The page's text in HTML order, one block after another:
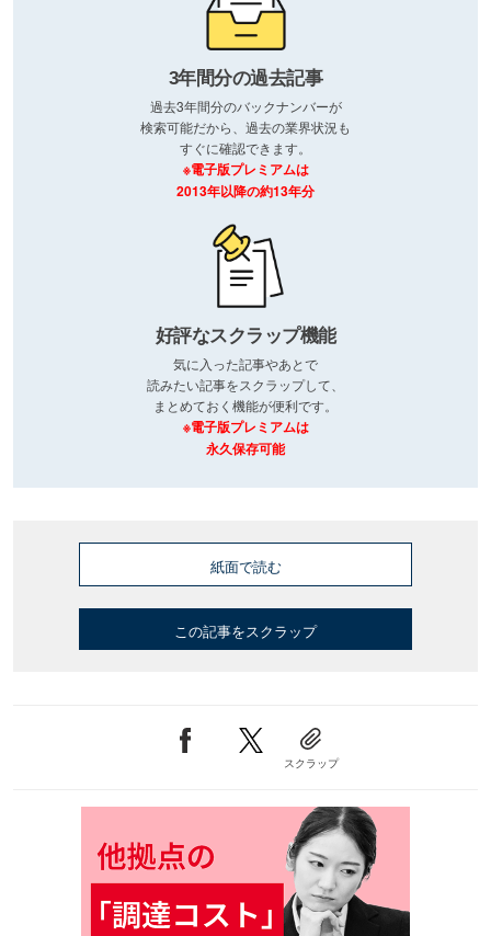
3年間分の過去記事
過去3年間分のバックナンバーが
検索可能だから、過去の業界状況も
すぐに確認できます。
※電子版プレミアムは
2013年以降の約13年分
好評なスクラップ機能
気に入った記事やあとで
読みたい記事をスクラップして、
まとめておく機能が便利です。
※電子版プレミアムは
永久保存可能
紙面で読む
この記事をスクラップ
スクラップ